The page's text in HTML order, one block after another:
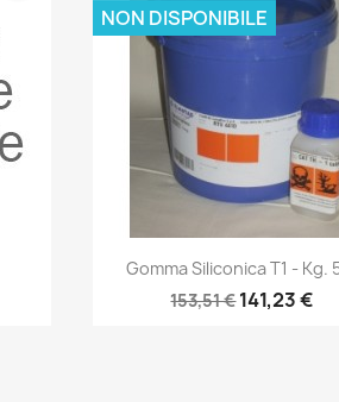
Anteprima
Gomma Siliconica T1 - Kg.
153,51 €141,23 €
NON DISPONIBILE